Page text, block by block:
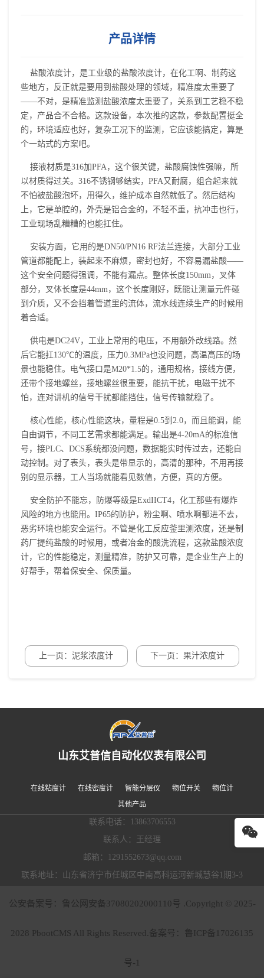
产品详情
盐酸浓度计，是工业级的盐酸浓度计，在化工啊、制药这
些地方，反正就是要用到盐酸处理的领域，精准度太重要了
——不对，是精准监测盐酸浓度太重要了，关系到工艺稳不稳
定，产品合不合格。这款设备，本次推的这款，参数配置挺全
的，环境适应也好，复杂工况下的监测，它应该能搞定，算是
个一站式的方案吧。
接液材质是316加PFA，这个很关键，盐酸腐蚀性强嘛，所
以材质得过关。316不锈钢够结实，PFA又耐腐，组合起来就
不怕被盐酸泡坏，用得久，维护成本自然就低了。然后结构
上，它是单腔的，外壳是铝合金的，不轻不重，抗冲击也行，
工业现场乱糟糟的也能扛住。
安装方面，它用的是DN50/PN16 RF法兰连接，大部分工业
管道都能配上，装起来不麻烦，密封也好，不容易漏盐酸——
这个安全问题得强调，不能有漏点。整体长度150mm，叉体
部分，叉体长度是44mm，这个长度刚好，既能让测量元件碰
到介质，又不会挡着管道里的流体，流水线连续生产的时候用
着合适。
供电是DC24V，工业上常用的电压，不用额外改线路。然
后它能扛130℃的温度，压力0.3MPa也没问题，高温高压的场
景也能稳住。电气接口是M20*1.5的，通用规格，接线方便，
还带个接地螺丝，接地螺丝很重要，能抗干扰，电磁干扰不
怕，连对讲机的信号干扰都能挡住，信号传输就稳了。
核心性能，核心性能这块，量程是0.5到2.0，而且能调，能
自由调节，不同工艺需求都能满足。输出是4-20mA的标准信
号，接PLC、DCS系统都没问题，数据能实时传过去，还能自
动控制。对了表头，表头是带显示的，高清的那种，不用再接
别的显示器，工人当场就能看见数值，方便，真的方便。
安全防护不能忘，防爆等级是ExdIICT4，化工那些有爆炸
风险的地方也能用。IP65的防护，粉尘啊、喷水啊都进不去，
恶劣环境也能安全运行。不管是化工反应釜里测浓度，还是制
药厂提纯盐酸的时候用，或者冶金的酸洗流程，这款盐酸浓度
计，它的性能稳定，测量精准，防护又可靠，是企业生产上的
好帮手，帮着保安全、保质量。
上一页：泥浆浓度计 下一页：果汁浓度计
山东艾普信自动化仪表有限公司
在线粘度计 在线密度计 智能分层仪 物位开关
物位计
其他产品
联系电话：13863706553
联系人：王经理
邮箱：1291552673@qq.com
联系地址：山东省济宁市任城区中南高科运河新城慧谷1期3-3
公安备案号：鲁公网安备37080202000110号 .Copyright © 2025-
2028 PbootCMS All Rights Reserved.备案号： 鲁ICP备17026135
号-1